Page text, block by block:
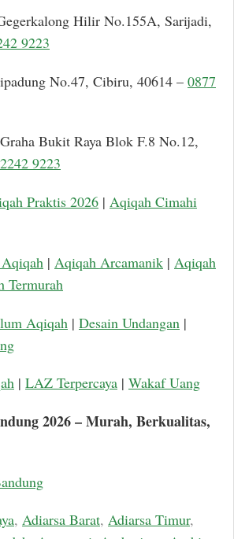
Hilir No.155A, Sarijadi,
9223
No.47, Cibiru, 40614 – 0877
Bukit Raya Blok F.8 No.12,
9223
Praktis 2026 | Aqiqah Cimahi
| Aqiqah Arcamanik | Aqiqah
Termurah
Aqiqah | Desain Undangan |
| LAZ Terpercaya | Wakaf Uang
2026 – Murah, Berkualitas,
, Adiarsa Barat, Adiarsa Timur,